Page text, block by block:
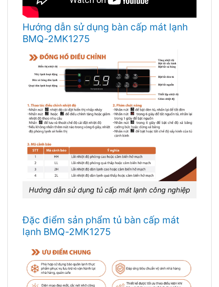
Hướng dẫn sử dụng bàn cấp mát lạnh
BMQ-2MK1275
Hướng dẫn sử dụng tủ cấp mát lạnh công nghiệp
Đặc điểm sản phẩm tủ bàn cấp mát
lạnh BMQ-2MK1275